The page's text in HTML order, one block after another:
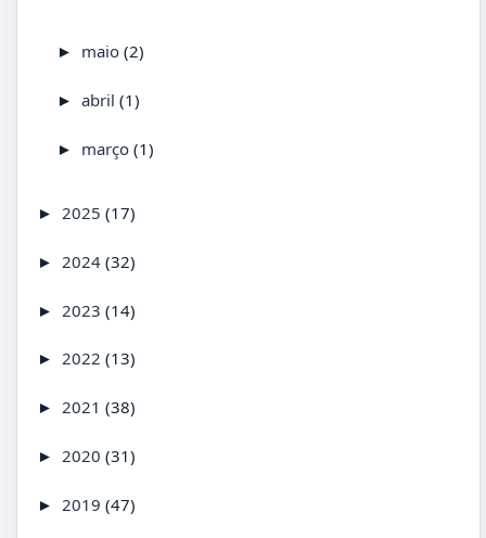
► maio (2)
► abril (1)
► março (1)
► 2025 (17)
► 2024 (32)
► 2023 (14)
► 2022 (13)
► 2021 (38)
► 2020 (31)
► 2019 (47)